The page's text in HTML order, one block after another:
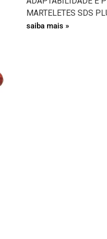
MARTELETES SDS
saiba mais »